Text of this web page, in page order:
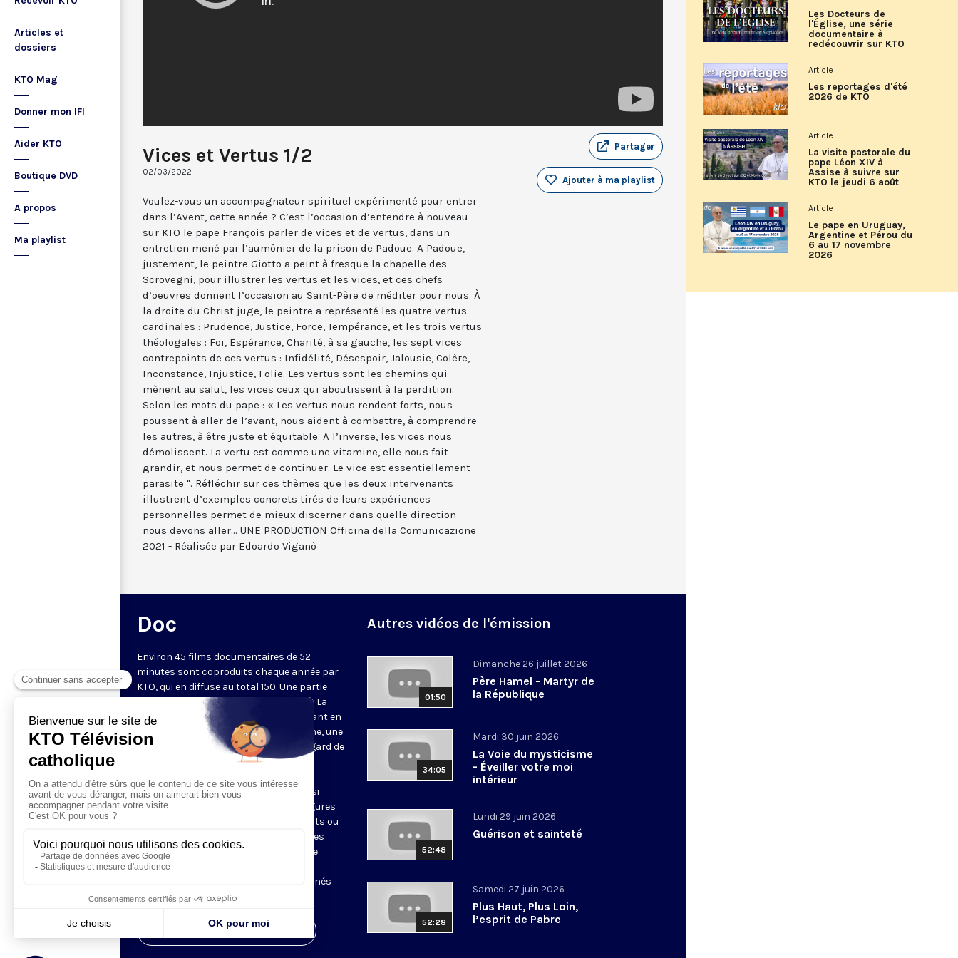
Articles et
dossiers
KTO Mag
Donner mon IFI
Aider KTO
Boutique DVD
A propos
Ma playlist
Vices et Vertus 1/2
02/03/2022
Partager
Ajouter à ma playlist
Voulez-vous un accompagnateur spirituel expérimenté pour entrer
dans l’Avent, cette année ? C’est l’occasion d’entendre à nouveau
sur KTO le pape François parler de vices et de vertus, dans un
entretien mené par l’aumônier de la prison de Padoue. A Padoue,
justement, le peintre Giotto a peint à fresque la chapelle des
Scrovegni, pour illustrer les vertus et les vices, et ces chefs
d’oeuvres donnent l’occasion au Saint-Père de méditer pour nous. À
la droite du Christ juge, le peintre a représenté les quatre vertus
cardinales : Prudence, Justice, Force, Tempérance, et les trois vertus
théologales : Foi, Espérance, Charité, à sa gauche, les sept vices
contrepoints de ces vertus : Infidélité, Désespoir, Jalousie, Colère,
Inconstance, Injustice, Folie. Les vertus sont les chemins qui
mènent au salut, les vices ceux qui aboutissent à la perdition.
Selon les mots du pape : « Les vertus nous rendent forts, nous
poussent à aller de l’avant, nous aident à combattre, à comprendre
les autres, à être juste et équitable. A l’inverse, les vices nous
démolissent. La vertu est comme une vitamine, elle nous fait
grandir, et nous permet de continuer. Le vice est essentiellement
parasite ". Réfléchir sur ces thèmes que les deux intervenants
illustrent d’exemples concrets tirés de leurs expériences
personnelles permet de mieux discerner dans quelle direction
nous devons aller... UNE PRODUCTION Officina della Comunicazione
2021 - Réalisée par Edoardo Viganò
Doc
Environ 45 films documentaires de 52
minutes sont coproduits chaque année par
KTO, qui en diffuse au total 150. Une partie
d'entre eux est disponible sur Internet. La
chaîne privilégie des documents mettant en
valeur une vision chrétienne de l'homme, une
lecture des questions de société au regard de
la doctrine sociale de l'Église, une
chrétien. Les documentaires sont aussi
l'occasion de découvrir des grandes figures
du christianisme, à travers des portraits ou
des récits, et de partir à la rencontre des
communautés chrétiennes à travers le
monde. Ces films sont régulièrement
remarqués dans la presse et sélectionnés
dans les festivals.
Visiter la page de l'émission
Autres vidéos de l'émission
01:50
Dimanche 26 juillet 2026
Père Hamel - Martyr de
la République
34:05
Mardi 30 juin 2026
La Voie du mysticisme
- Éveiller votre moi
intérieur
52:48
Lundi 29 juin 2026
Guérison et sainteté
52:28
Samedi 27 juin 2026
Plus Haut, Plus Loin,
l’esprit de Pabre
Les Docteurs de
l'Église, une série
documentaire à
redécouvrir sur KTO
Article
Les reportages d'été
2026 de KTO
Article
La visite pastorale du
pape Léon XIV à
Assise à suivre sur
KTO le jeudi 6 août
Article
Le pape en Uruguay,
Argentine et Pérou du
6 au 17 novembre
2026